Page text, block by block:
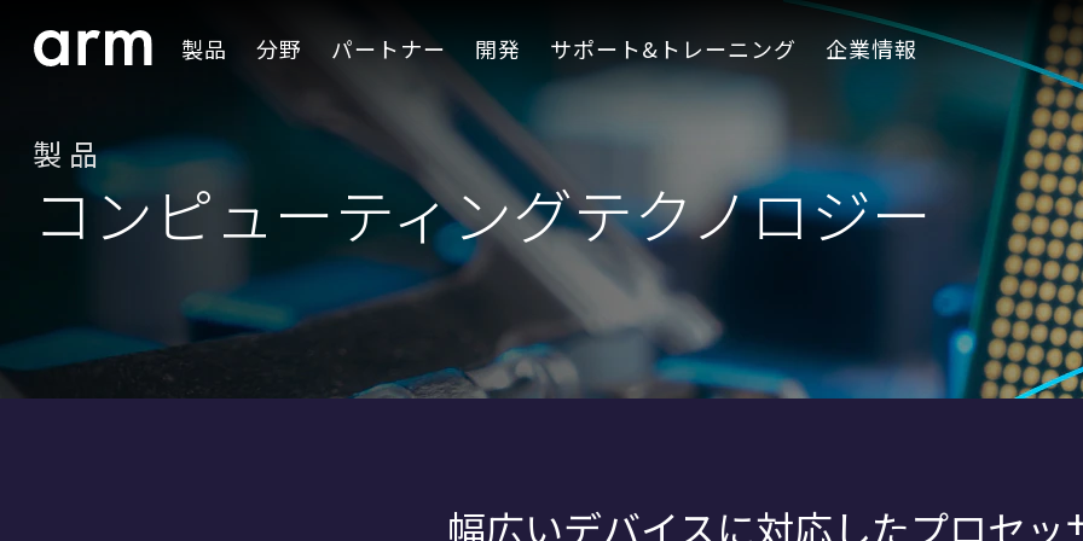
Skip to Footer 製品 分野 パートナー 開発 サポート&トレーニング 企業情報
製品
コンピューティングテクノロジー
幅広いデバイスに対応したプロセッ